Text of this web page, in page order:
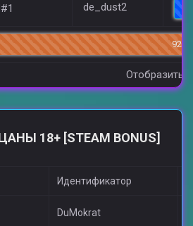
de_dust2
92/
Отобразить
18+ [STEAM BONUS]
Идентификатор
DuMokrat